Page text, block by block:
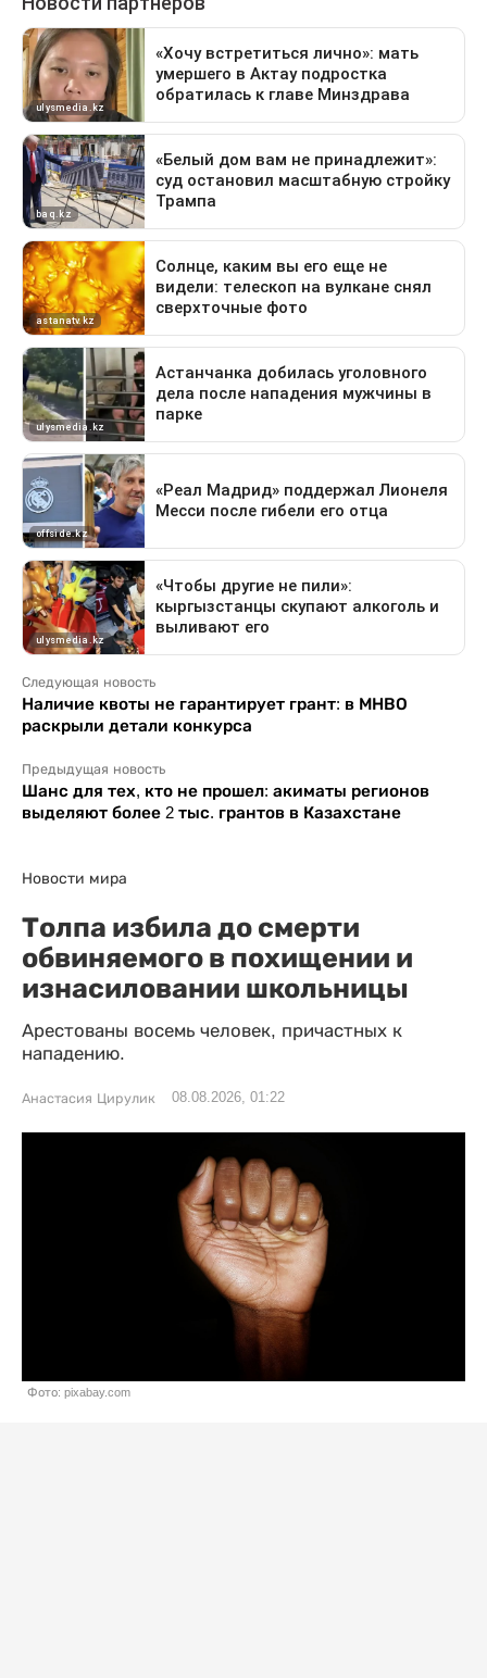
Следующая новость
Наличие квоты не гарантирует грант: в МНВО
раскрыли детали конкурса
Предыдущая новость
Шанс для тех, кто не прошел: акиматы регионов
выделяют более 2 тыс. грантов в Казахстане
Новости мира
Толпа избила до смерти
обвиняемого в похищении и
изнасиловании школьницы
Арестованы восемь человек, причастных к
нападению.
Анастасия Цирулик 08.08.2026, 01:22
Фото: pixabay.com